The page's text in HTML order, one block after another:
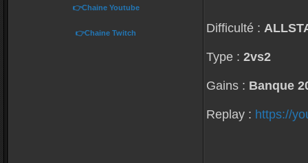
👉Chaine Youtube
👉Chaine Twitch Difficulté :
Type : 2vs2
Gains : Banque
Replay : https://